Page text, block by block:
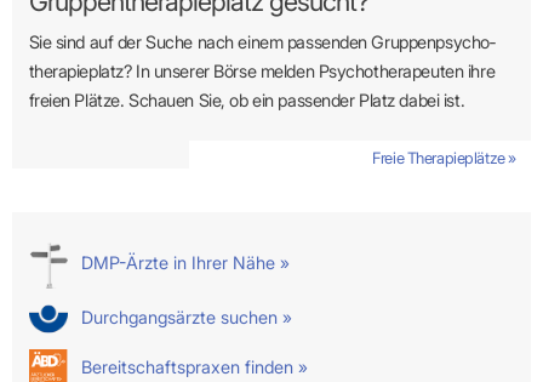
Sie sind auf der Suche nach einem passenden Gruppen­psycho­
therapie­platz? In unserer Börse melden Psycho­­thera­­peuten ihre
freien Plätze. Schauen Sie, ob ein passender Platz dabei ist.
Freie Therapieplätze »
DMP-Ärzte in Ihrer Nähe »
Durchgangsärzte suchen »
Bereitschaftspraxen finden »